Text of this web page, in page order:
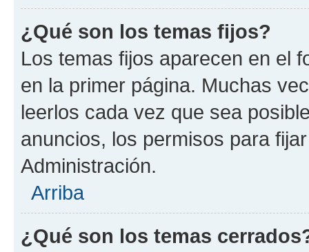
¿Qué son los temas fijos?
Los temas fijos aparecen en el
en la primer página. Muchas
leerlos cada vez que sea
anuncios, los permisos para
Administración.
Arriba
¿Qué son los temas